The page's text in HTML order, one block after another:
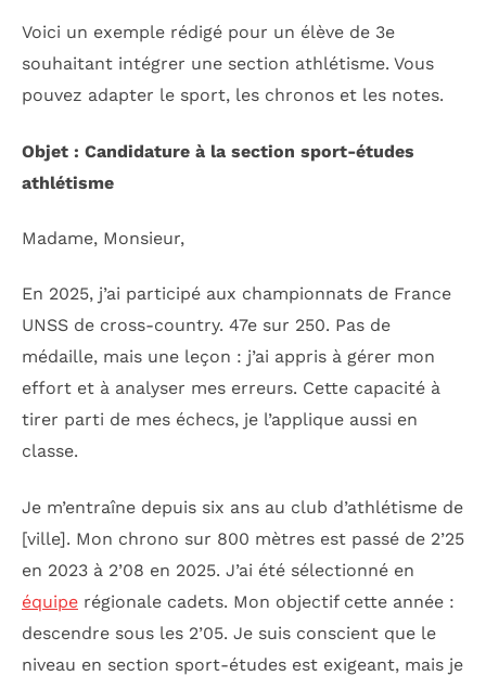
Voici un exemple rédigé pour un élève de 3e
souhaitant intégrer une section athlétisme. Vous
pouvez adapter le sport, les chronos et les notes.
Objet : Candidature à la section sport-études
athlétisme
Madame, Monsieur,
En 2025, j’ai participé aux championnats de France
UNSS de cross-country. 47e sur 250. Pas de
médaille, mais une leçon : j’ai appris à gérer mon
effort et à analyser mes erreurs. Cette capacité à
tirer parti de mes échecs, je l’applique aussi en
classe.
Je m’entraîne depuis six ans au club d’athlétisme de
[ville]. Mon chrono sur 800 mètres est passé de 2’25
en 2023 à 2’08 en 2025. J’ai été sélectionné en
équipe régionale cadets. Mon objectif cette année :
descendre sous les 2’05. Je suis conscient que le
niveau en section sport-études est exigeant, mais je